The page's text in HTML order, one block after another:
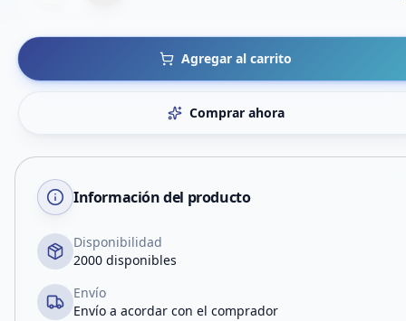
Agregar al carrito
Comprar ahora
Información del producto
Disponibilidad
2000 disponibles
Envío
Envío a acordar con el comprador